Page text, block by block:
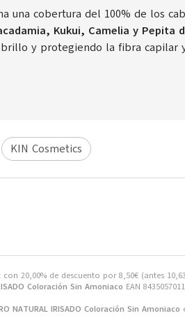
con 20,00% de descuento por 8,50€ (antes 10,63
Coloración Sin Amoniaco EAN
NATURAL IRISADO Coloración Sin Amoniaco
una cobertura del 100% de los
Kukui, Camelia y Pepita
y protegiendo la fibra capilar
KIN Cosmetics